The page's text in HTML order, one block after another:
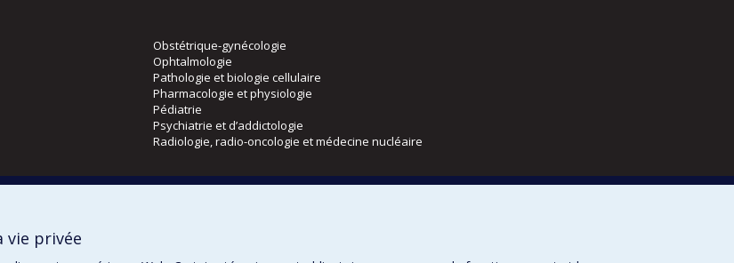
Obstétrique-gynécologie
Ophtalmologie
Pathologie et biologie cellulaire
Pharmacologie et physiologie
Pédiatrie
Psychiatrie et d’addictologie
Radiologie, radio-oncologie et médecine nucléaire
vie privée